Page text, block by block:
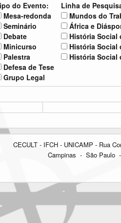
do Evento:
Mesa-redonda
Seminário
Debate
Minicurso
Palestra
Defesa de Tese
Grupo Legal
Linha de
Mundos do
África e
História Social
História Social
História Social
CECULT - IFCH - UNICAMP - Rua
Campinas - São Paulo